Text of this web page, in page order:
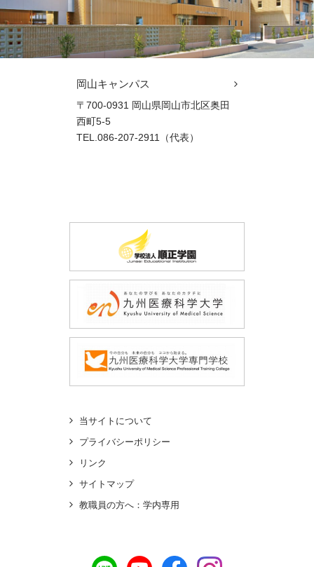
岡山キャンパス
〒700-0931 岡山県岡山市北区奥田
西町5-5
TEL.086-207-2911（代表）
当サイトについて
プライバシーポリシー
リンク
サイトマップ
教職員の方へ：学内専用